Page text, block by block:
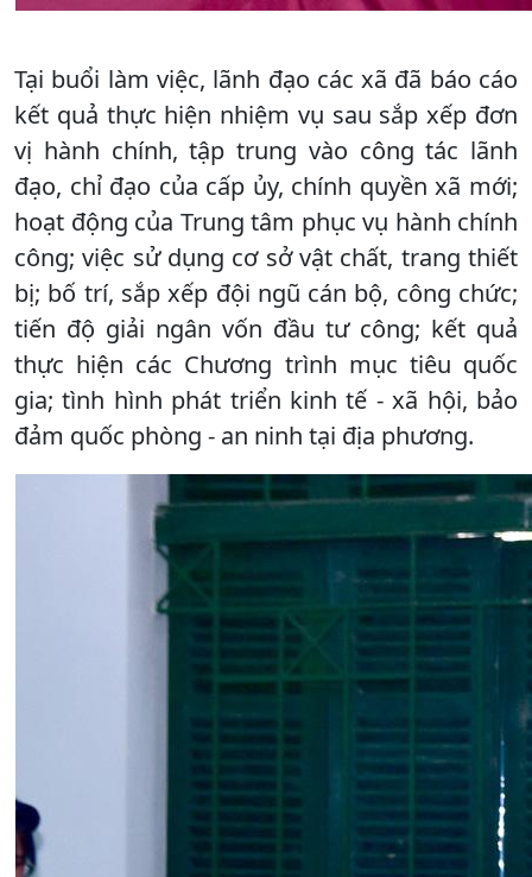
Tại buổi làm việc, lãnh đạo các xã đã báo cáo
kết quả thực hiện nhiệm vụ sau sắp xếp đơn
vị hành chính, tập trung vào công tác lãnh
đạo, chỉ đạo của cấp ủy, chính quyền xã mới;
hoạt động của Trung tâm phục vụ hành chính
công; việc sử dụng cơ sở vật chất, trang thiết
bị; bố trí, sắp xếp đội ngũ cán bộ, công chức;
tiến độ giải ngân vốn đầu tư công; kết quả
thực hiện các Chương trình mục tiêu quốc
gia; tình hình phát triển kinh tế - xã hội, bảo
đảm quốc phòng - an ninh tại địa phương.